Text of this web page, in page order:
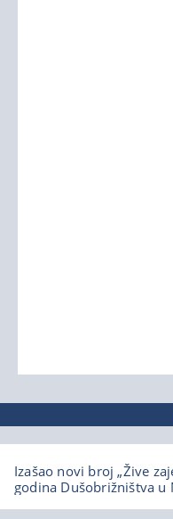
Izašao novi broj „Žive
godina Dušobrižništva u